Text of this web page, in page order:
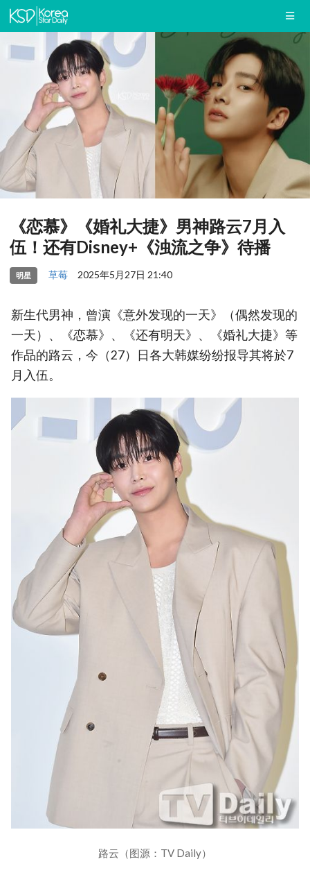
《恋慕》《婚礼大捷》男神路云7月入
伍！还有Disney+《浊流之争》待播
明星 草莓 2025年5月27日 21:40
新生代男神，曾演《意外发现的一天》（偶然发现的
一天）、《恋慕》、《还有明天》、《婚礼大捷》等
作品的路云，今（27）日各大韩媒纷纷报导其将於7
月入伍。
路云（图源：TV Daily）